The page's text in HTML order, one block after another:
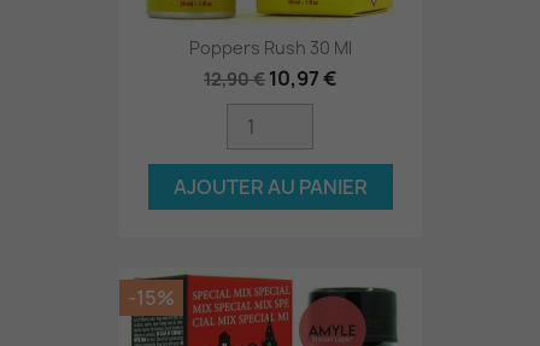
Poppers Rush 30 Ml
12,90 € 10,97 €
AJOUTER AU PANIER
-15%